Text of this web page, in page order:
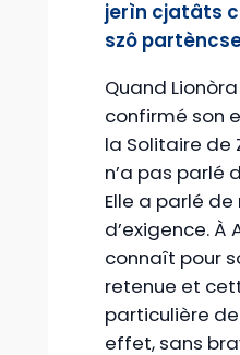
jerìn cjatâts
szô
Quand
confirmé son
la Solitaire de
n’a pas parlé
Elle a parlé
d’exigence. À
connaît pour
retenue et
particulière
effet, sans